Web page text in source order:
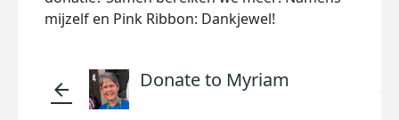
mijzelf en Pink Ribbon: Dankjewel!
arrow_back Donate to Myriam